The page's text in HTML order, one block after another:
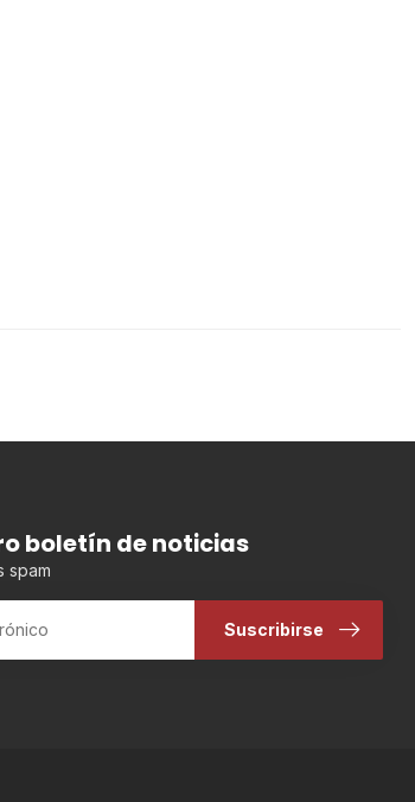
boletín de noticias
spam
Suscribirse